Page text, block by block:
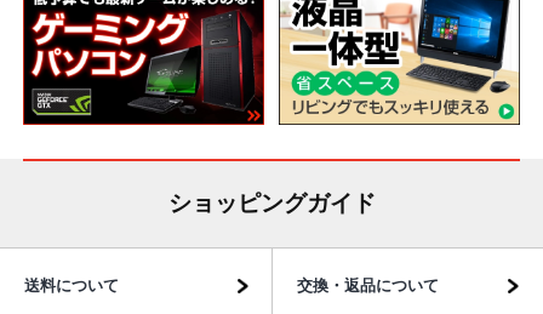
ショッピングガイド
送料について 交換・返品について